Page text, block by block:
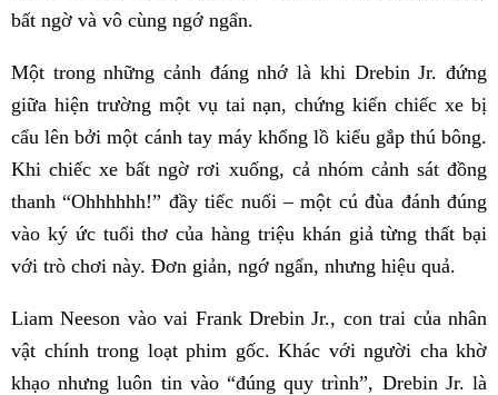
bất ngờ và vô cùng ngớ ngẩn.
Một trong những cảnh đáng nhớ là khi Drebin Jr. đứng
giữa hiện trường một vụ tai nạn, chứng kiến chiếc xe bị
cẩu lên bởi một cánh tay máy khổng lồ kiểu gắp thú bông.
Khi chiếc xe bất ngờ rơi xuống, cả nhóm cảnh sát đồng
thanh “Ohhhhhh!” đầy tiếc nuối – một cú đùa đánh đúng
vào ký ức tuổi thơ của hàng triệu khán giả từng thất bại
với trò chơi này. Đơn giản, ngớ ngẩn, nhưng hiệu quả.
Liam Neeson vào vai Frank Drebin Jr., con trai của nhân
vật chính trong loạt phim gốc. Khác với người cha khờ
khạo nhưng luôn tin vào “đúng quy trình”, Drebin Jr. là